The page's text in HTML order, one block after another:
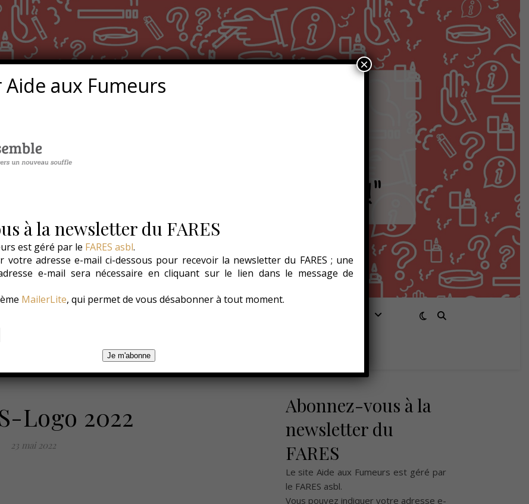
Logo 2022
23 mai 2022
Abonnez-vous à la
newsletter du
FARES
Le site Aide aux Fumeurs est géré par
le FARES asbl.
Vous pouvez indiquer votre adresse e-
aux Fumeurs
à la newsletter du FARES
est géré par le FARES asbl.
votre adresse e-mail ci-dessous pour recevoir la newsletter du FARES ; une
e-mail sera nécessaire en cliquant sur le lien dans le message de
MailerLite, qui permet de vous désabonner à tout moment.
Je m'abonne
×